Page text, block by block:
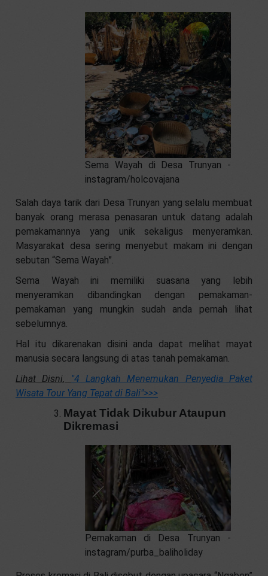
Sema Wayah di Desa Trunyan -
instagram/holcovajana
Salah daya tarik dari Desa Trunyan yang selalu membuat
banyak orang merasa penasaran untuk datang adalah
pemakamannya yang unik sekaligus menyeramkan.
Masyarakat desa sering menyebut makam ini dengan
sebutan “Sema Wayah”.
Sema Wayah ini memiliki suasana yang lebih
menyeramkan dibandingkan dengan pemakaman-
pemakaman yang mungkin sudah anda pernah lihat
sebelumnya.
Hal itu dikarenakan disini anda dapat melihat mayat
manusia secara langsung di atas tanah pemakaman.
Lihat Disni, "4 Langkah Menemukan Penyedia Paket
Wisata Tour Yang Tepat di Bali">>>
Mayat Tidak Dikubur Ataupun
Dikremasi
Pemakaman di Desa Trunyan -
instagram/purba_baliholiday